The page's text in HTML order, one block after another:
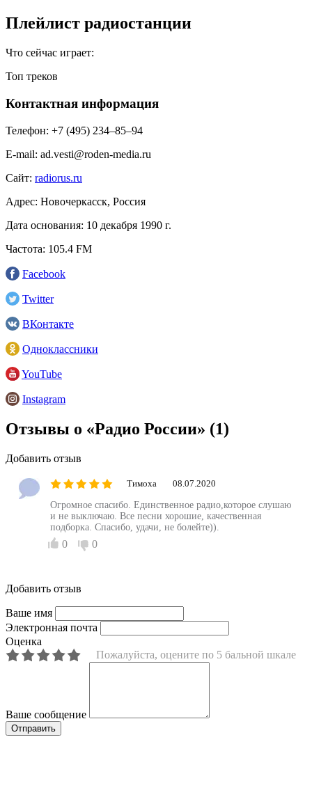
Плейлист радиостанции
Что сейчас играет:
Топ треков
Контактная информация
Телефон: +7 (495) 234‒85‒94
E-mail: ad.vesti@roden-media.ru
Сайт: radiorus.ru
Адрес: Новочеркасск, Россия
Дата основания: 10 декабря 1990 г.
Частота: 105.4 FM
Facebook
Twitter
ВКонтакте
Одноклассники
YouTube
Instagram
Отзывы о «Радио России» (1)
Добавить отзыв
Тимоха 08.07.2020
Огромное спасибо. Единственное радио,которое слушаю
и не выключаю. Все песни хорошие, качественная
подборка. Спасибо, удачи, не болейте)).
0 0
Добавить отзыв
Ваше имя
Электронная почта
Оценка
Пожалуйста, оцените по 5 бальной шкале
Ваше сообщение